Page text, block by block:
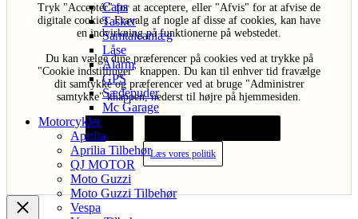
Caps
Tasker
Samtaleanlæg
Låse
Alarm
GPS
Sædepuder
Mc Garage
Motorcykler
Aprilia
Aprilia Tilbehør
QJ MOTOR
Moto Guzzi
Moto Guzzi Tilbehør
Vespa
Tryk "Acceptér" for at acceptere, eller "Afvis" for at afvise de
digitale cookies. Fravalg af nogle af disse af cookies, kan have
en indvirkning på funktionerne på webstedet.
Du kan vælge dine præferencer på cookies ved at trykke på
"Cookie indstillinger" knappen. Du kan til enhver tid fravælge
dit samtykke og præferencer ved at bruge "Administrer
samtykke" knappen, nederst til højre på hjemmesiden.
Acceptér
Læs vores politik